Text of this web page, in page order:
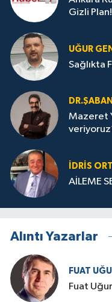
Gizli Plan!
UĞUR
Sağlıkta
Mazeret
İDRIS
AİLEME
Alıntı Yazarlar
FUAT
Fuat